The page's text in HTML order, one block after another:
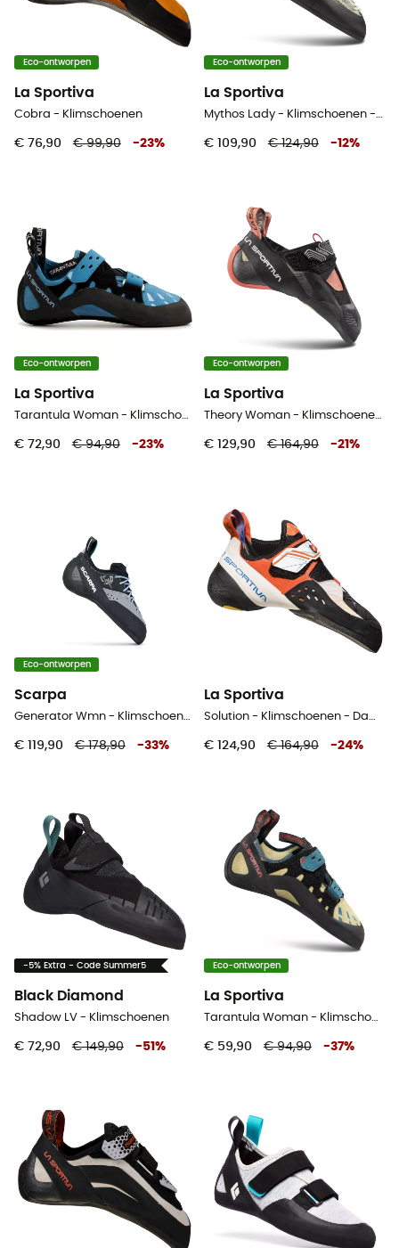
Eco-ontworpen
La Sportiva
Cobra - Klimschoenen
€ 76,90 € 99,90 -23%
Eco-ontworpen
La Sportiva
Mythos Lady - Klimschoenen - Dames
€ 109,90 € 124,90 -12%
Eco-ontworpen
La Sportiva
Tarantula Woman - Klimschoenen - Dames
€ 72,90 € 94,90 -23%
Eco-ontworpen
La Sportiva
Theory Woman - Klimschoenen - Dames
€ 129,90 € 164,90 -21 %
Eco-ontworpen
Scarpa
Generator Wmn - Klimschoenen - Dames
€ 119,90 € 178,90 -33%
La Sportiva
Solution - Klimschoenen - Dames
€ 124,90 € 164,90 -24%
-5% Extra - Code Summer5
Black Diamond
Shadow LV - Klimschoenen
€ 72,90 € 149,90 -51 %
Eco-ontworpen
La Sportiva
Tarantula Woman - Klimschoenen - Dames
€ 59,90 € 94,90 -37%